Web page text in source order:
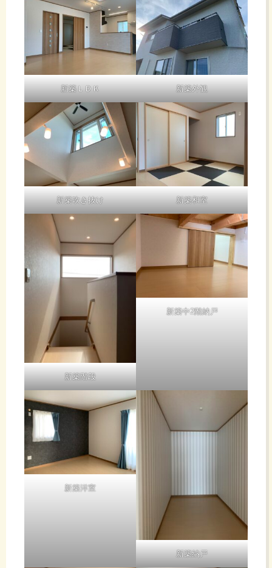
新築ＬＤＫ 新築外観
新築吹き抜け 新築和室
新築階段
新築中2階納戸
新築洋室
新築納戸